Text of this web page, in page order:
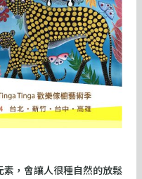
，會讓人很種自然的放鬆